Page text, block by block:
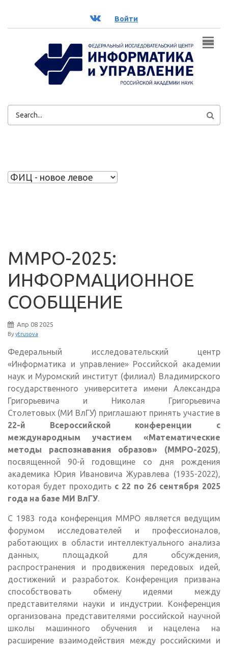
ВК Войти
ФОРМА
ММРО-2025:
ИНФОРМАЦИОННОЕ
СООБЩЕНИЕ
Апр 08 2025
By ytrusova
Федеральный исследовательский центр
«Информатика и управление» Российской академии
наук и Муромский институт (филиал) Владимирского
государственного университета имени Александра
Григорьевича и Николая Григорьевича
Столетовых (МИ ВлГУ) приглашают принять участие в
22-й Всероссийской конференции с
международным участием «Математические
методы распознавания образов» (ММРО-2025),
посвященной 90-й годовщине со дня рождения
академика Юрия Ивановича Журавлева (1935-2022),
которая будет проходить с 22 по 26 сентября 2025
года на базе МИ ВлГУ.
С 1983 года конференция ММРО является ведущим
форумом исследователей и профессионалов,
работающих в области интеллектуального анализа
данных, площадкой для обсуждения,
распространения и продвижения передовых идей,
достижений и разработок. Конференция призвана
способствовать обмену идеями между
представителями науки и индустрии. Конференция
организована представителями российской научной
школы машинного обучения и нацелена на
расширение взаимодействия между российскими и